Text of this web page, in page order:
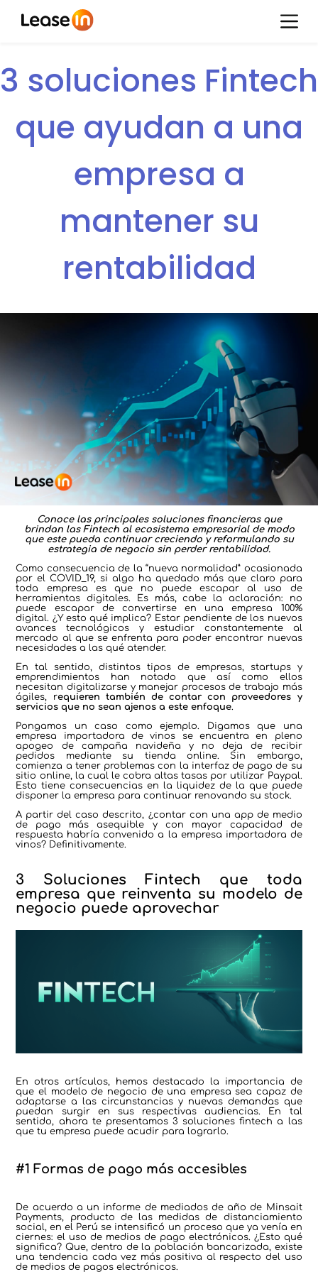
3 soluciones Fintech
que ayudan a una
empresa a
mantener su
rentabilidad
Conoce las principales soluciones financieras que
brindan las Fintech al ecosistema empresarial de modo
que este pueda continuar creciendo y reformulando su
estrategia de negocio sin perder rentabilidad.
Como consecuencia de la “nueva normalidad” ocasionada
por el COVID_19, si algo ha quedado más que claro para
toda empresa es que no puede escapar al uso de
herramientas digitales. Es más, cabe la aclaración: no
puede escapar de convertirse en una empresa 100%
digital. ¿Y esto qué implica? Estar pendiente de los nuevos
avances tecnológicos y estudiar constantemente al
mercado al que se enfrenta para poder encontrar nuevas
necesidades a las qué atender.
En tal sentido, distintos tipos de empresas, startups y
emprendimientos han notado que así como ellos
necesitan digitalizarse y manejar procesos de trabajo más
ágiles, requieren también de contar con proveedores y
servicios que no sean ajenos a este enfoque.
Pongamos un caso como ejemplo. Digamos que una
empresa importadora de vinos se encuentra en pleno
apogeo de campaña navideña y no deja de recibir
pedidos mediante su tienda online. Sin embargo,
comienza a tener problemas con la interfaz de pago de su
sitio online, la cual le cobra altas tasas por utilizar Paypal.
Esto tiene consecuencias en la liquidez de la que puede
disponer la empresa para continuar renovando su stock.
A partir del caso descrito, ¿contar con una app de medio
de pago más asequible y con mayor capacidad de
respuesta habría convenido a la empresa importadora de
vinos? Definitivamente.
3 Soluciones Fintech que toda
empresa que reinventa su modelo de
negocio puede aprovechar
En otros artículos, hemos destacado la importancia de
que el modelo de negocio de una empresa sea capaz de
adaptarse a las circunstancias y nuevas demandas que
puedan surgir en sus respectivas audiencias. En tal
sentido, ahora te presentamos 3 soluciones fintech a las
que tu empresa puede acudir para lograrlo.
#1 Formas de pago más accesibles
De acuerdo a un informe de mediados de año de Minsait
Payments, producto de las medidas de distanciamiento
social, en el Perú se intensificó un proceso que ya venía en
ciernes: el uso de medios de pago electrónicos. ¿Esto qué
significa? Que, dentro de la población bancarizada, existe
una tendencia cada vez más positiva al respecto del uso
de medios de pagos electrónicos.